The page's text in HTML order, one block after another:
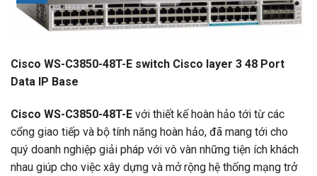
Cisco WS-C3850-48T-E switch Cisco layer 3 48 Port
Data IP Base
Cisco WS-C3850-48T-E với thiết kế hoàn hảo tới từ các
cổng giao tiếp và bộ tính năng hoàn hảo, đã mang tới cho
quý doanh nghiệp giải pháp với vô vàn những tiện ích khách
nhau giúp cho việc xây dựng và mở rộng hệ thống mạng trở